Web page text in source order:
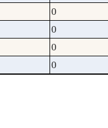
0
0
0
0